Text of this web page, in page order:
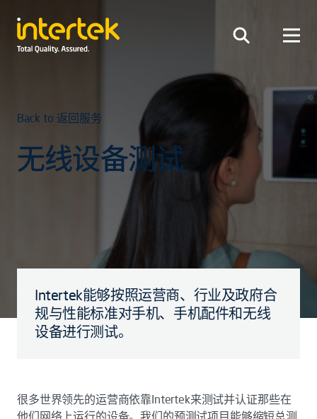
Back to 返回服务
无线设备测试
Intertek能够按照运营商、行业及政府合
规与性能标准对手机、手机配件和无线
设备进行测试。
很多世界领先的运营商依靠Intertek来测试并认证那些在
他们网络上运行的设备。我们的预测试项目能够缩短总测